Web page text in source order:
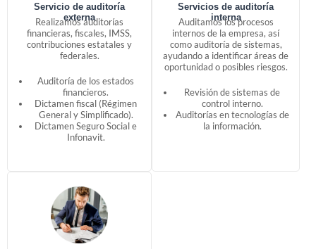
Servicio de auditoría
externa
Realizamos auditorías
financieras, fiscales, IMSS,
contribuciones estatales y
federales.
Auditoría de los estados
financieros.
Dictamen fiscal (Régimen
General y Simplificado).
Dictamen Seguro Social e
Infonavit.
Servicios de auditoría
interna
Auditamos los procesos
internos de la empresa, así
como auditoría de sistemas,
ayudando a identificar áreas de
oportunidad o posibles riesgos.
Revisión de sistemas de
control interno.
Auditorías en tecnologías de
la información.